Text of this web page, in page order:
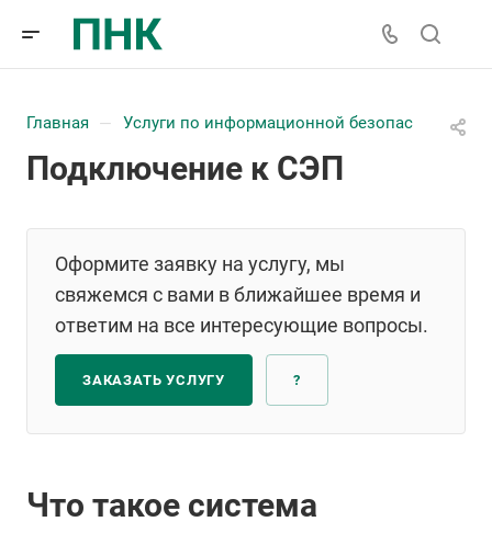
Главная — Услуги по информационной безопасности
Подключение к СЭП
Оформите заявку на услугу, мы
свяжемся с вами в ближайшее время и
ответим на все интересующие вопросы.
ЗАКАЗАТЬ УСЛУГУ ?
Что такое система